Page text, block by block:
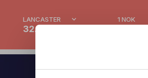
LANCASTER
32.2 °C
1 NOK